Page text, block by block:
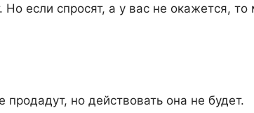
если спросят, а у вас не окажется, то
но действовать она не будет.